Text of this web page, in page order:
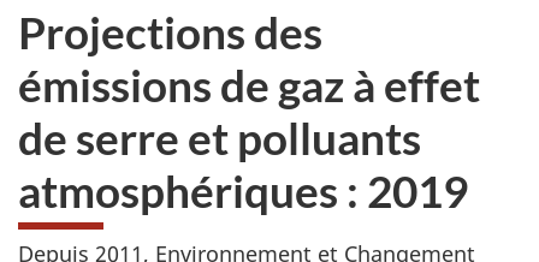
Projections des
émissions de gaz à effet
de serre et polluants
atmosphériques : 2019
Depuis 2011, Environnement et Changement